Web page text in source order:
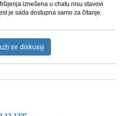
iznešena u chatu nisu stavovi
je sada dostupna samo za čitanje.
se diskusiji